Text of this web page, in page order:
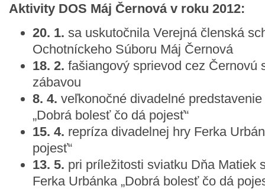
Aktivity DOS Máj Černová v roku 2012:
20. 1. sa uskutočnila Verejná členská
Ochotníckeho Súboru Máj Černová
18. 2. fašiangový sprievod cez Černovú
zábavou
8. 4. veľkonočné divadelné
„Dobrá bolesť čo dá pojesť“
15. 4. repríza divadelnej hry Ferka
pojesť“
13. 5. pri príležitosti sviatku Dňa Matiek
Ferka Urbánka „Dobrá bolesť čo dá